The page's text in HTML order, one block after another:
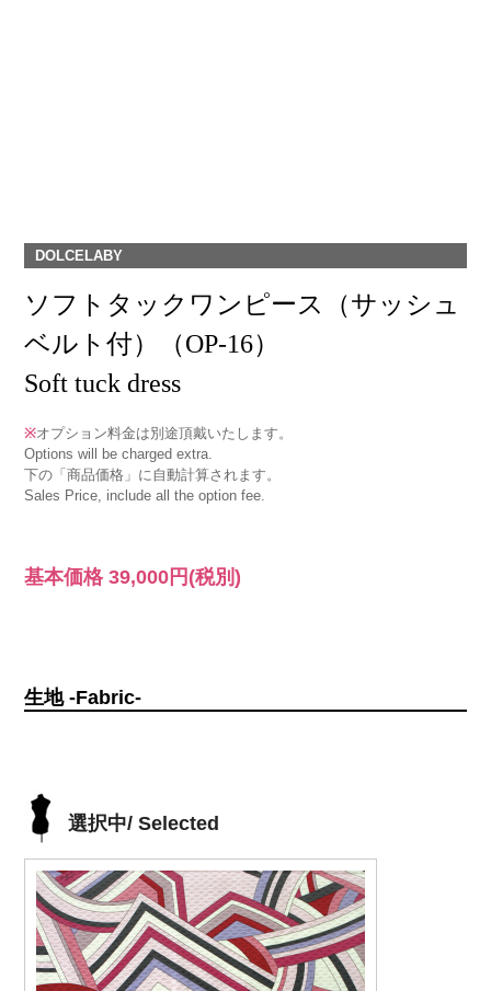
DOLCELABY
ソフトタックワンピース（サッシュ
ベルト付）（OP-16）
Soft tuck dress
※オプション料金は別途頂戴いたします。
Options will be charged extra.
下の「商品価格」に自動計算されます。
Sales Price, include all the option fee.
基本価格39,000円 (税別)
生地 -Fabric-
選択中/ Selected